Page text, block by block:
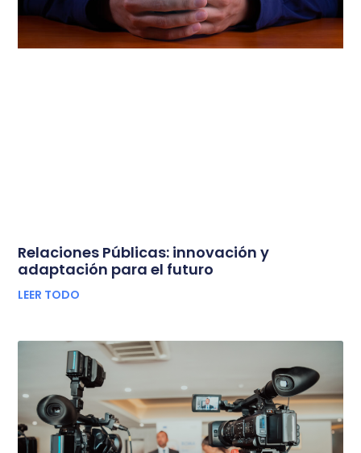
Relaciones Públicas: innovación y
adaptación para el futuro
LEER TODO